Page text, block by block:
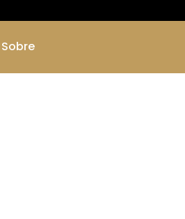
Camiseta Infantil
AERONAVES e MOTORES
AVIÕES DE GUERRA
Sobre